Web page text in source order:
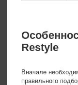
Restyle
Вначале
правильного